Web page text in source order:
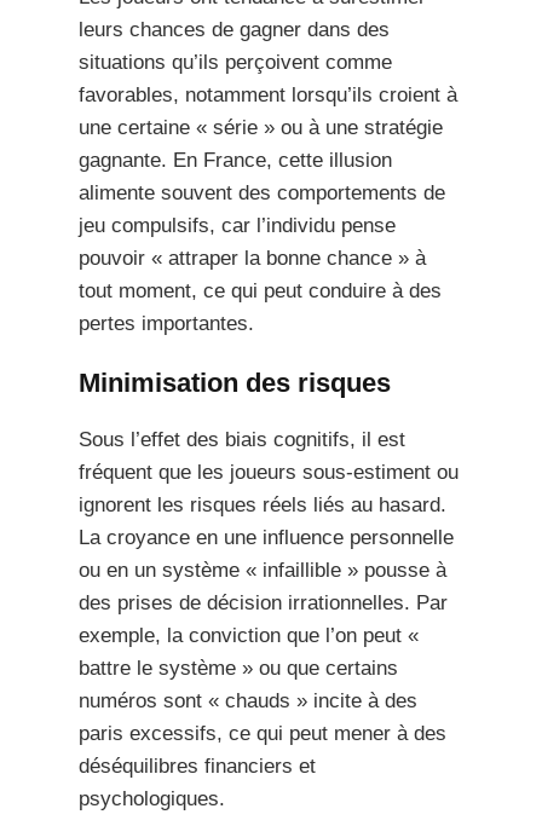
leurs chances de gagner dans des
situations qu’ils perçoivent comme
favorables, notamment lorsqu’ils croient à
une certaine « série » ou à une stratégie
gagnante. En France, cette illusion
alimente souvent des comportements de
jeu compulsifs, car l’individu pense
pouvoir « attraper la bonne chance » à
tout moment, ce qui peut conduire à des
pertes importantes.
Minimisation des risques
Sous l’effet des biais cognitifs, il est
fréquent que les joueurs sous-estiment ou
ignorent les risques réels liés au hasard.
La croyance en une influence personnelle
ou en un système « infaillible » pousse à
des prises de décision irrationnelles. Par
exemple, la conviction que l’on peut «
battre le système » ou que certains
numéros sont « chauds » incite à des
paris excessifs, ce qui peut mener à des
déséquilibres financiers et
psychologiques.